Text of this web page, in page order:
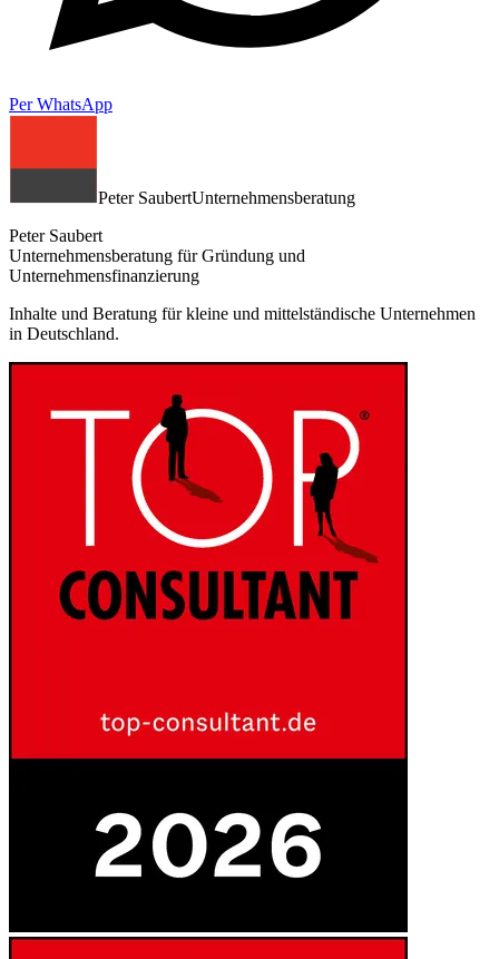
Per WhatsApp
Peter SaubertUnternehmensberatung
Peter Saubert
Unternehmensberatung für Gründung und
Unternehmensfinanzierung
Inhalte und Beratung für kleine und mittelständische Unternehmen
in Deutschland.